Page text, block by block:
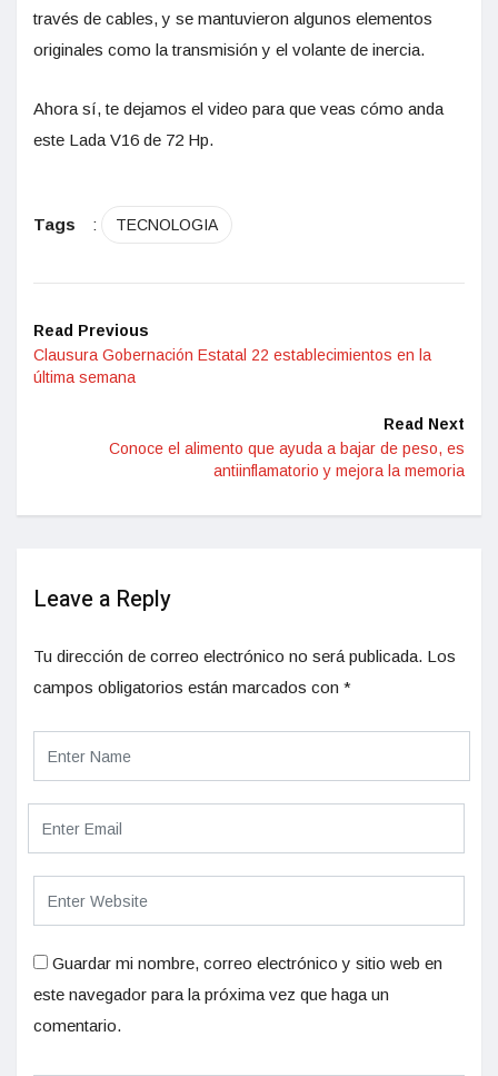
través de cables, y se mantuvieron algunos elementos
originales como la transmisión y el volante de inercia.
Ahora sí, te dejamos el video para que veas cómo anda
este Lada V16 de 72 Hp.
Tags : TECNOLOGIA
Read Previous
Clausura Gobernación Estatal 22 establecimientos en la
última semana
Read Next
Conoce el alimento que ayuda a bajar de peso, es
antiinflamatorio y mejora la memoria
Leave a Reply
Tu dirección de correo electrónico no será publicada. Los
campos obligatorios están marcados con *
Guardar mi nombre, correo electrónico y sitio web en
este navegador para la próxima vez que haga un
comentario.